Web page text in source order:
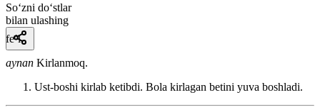
So‘zni do‘stlar
bilan ulashing
fe’l
aynan Kirlanmoq.
Ust-boshi kirlab ketibdi. Bola kirlagan betini yuva boshladi.